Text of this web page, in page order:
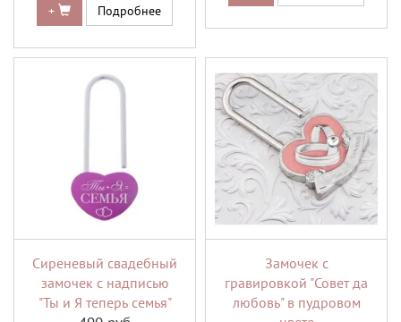
+ Подробнее
Сиреневый свадебный
замочек с надписью
"Ты и Я теперь семья"
Замочек с
гравировкой "Совет да
любовь" в пудровом